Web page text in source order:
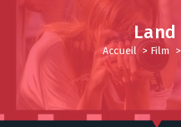
Land
Accueil> Film >